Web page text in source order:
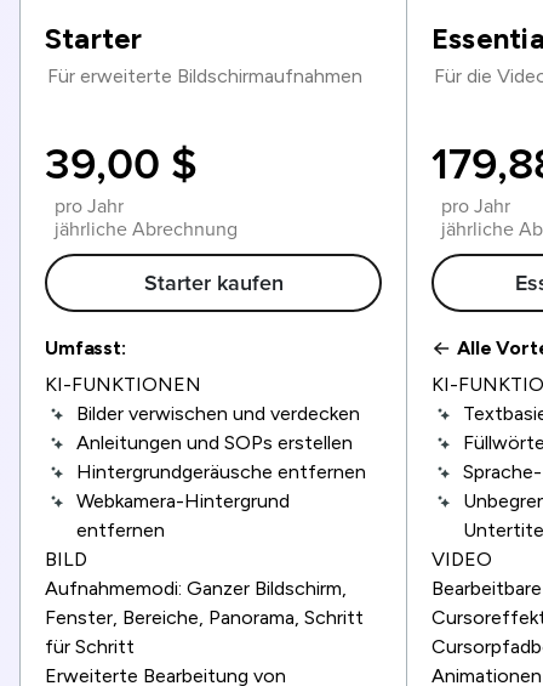
Starter
Für erweiterte Bildschirmaufnahmen
39,00 $
pro Jahr
jährliche Abrechnung
Starter kaufen
Umfasst:
KI-FUNKTIONEN
Bilder verwischen und verdecken
Anleitungen und SOPs erstellen
Hintergrundgeräusche entfernen
Webkamera-Hintergrund
entfernen
BILD
Aufnahmemodi: Ganzer Bildschirm,
Fenster, Bereiche, Panorama, Schritt
für Schritt
Erweiterte Bearbeitung von
Für die
pro Jahr
jährliche
Alle
KI-
VIDEO